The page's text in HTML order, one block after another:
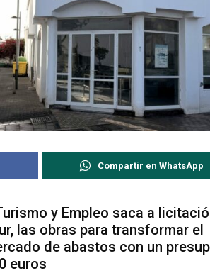
Compartir en WhatsApp
y Empleo saca a
las obras para transformar el
de abastos con un
euros